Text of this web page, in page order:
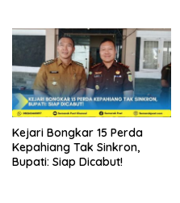
Kejari Bongkar 15 Perda
Kepahiang Tak Sinkron,
Bupati: Siap Dicabut!